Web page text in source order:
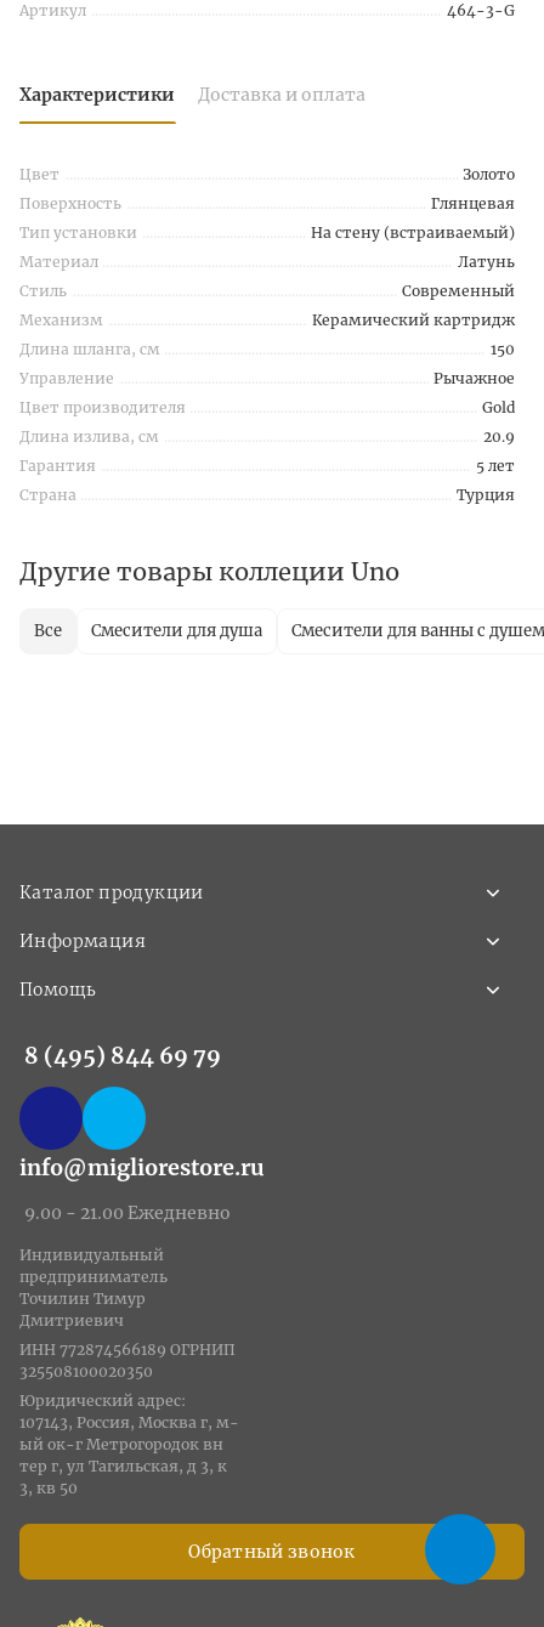
Артикул 464-3-G
Характеристики Доставка и оплата
Цвет
Золото
Поверхность
Глянцевая
Тип установки
На стену (встраиваемый)
Материал
Латунь
Стиль
Современный
Механизм
Керамический картридж
Длина шланга, см
150
Управление
Рычажное
Цвет производителя
Gold
Длина излива, см
20.9
Гарантия
5 лет
Страна
Турция
Другие товары коллеции Uno
Все Смесители для душа Смесители для ванны с душем
Каталог продукции
Информация
Помощь
8 (495) 844 69 79
info@migliorestore.ru
9.00 - 21.00 Ежедневно
Обратный звонок
Индивидуальный
предприниматель
Точилин Тимур
Дмитриевич
ИНН 772874566189 ОГРНИП
325508100020350
Юридический адрес:
107143, Россия, Москва г, м-
ый ок-г Метрогородок вн
тер г, ул Тагильская, д 3, к
3, кв 50